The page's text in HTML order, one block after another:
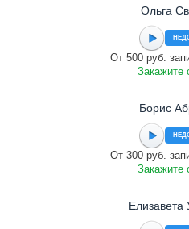
Ольга
От 500 руб.
Закажите
Борис
От 300 руб.
Закажите
Елизавета